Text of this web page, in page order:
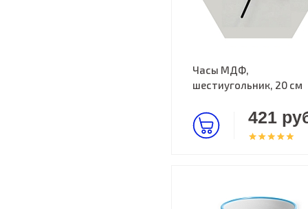
Часы МДФ,
шестиугольник, 20 см
421